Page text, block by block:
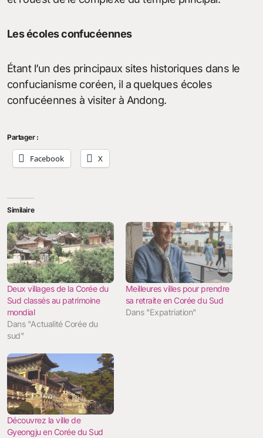
Les écoles confucéennes
Étant l’un des principaux sites historiques dans le
confucianisme coréen, il a quelques écoles
confucéennes à visiter à Andong.
Partager :
Facebook X
Similaire
Deux villages de la Corée du
Sud classés au patrimoine
mondial
Dans "Actualité Corée du
sud"
Meilleures villes pour prendre
sa retraite en Corée du Sud
Dans "Expatriation"
Découvrez la ville de
Gyeongju en Corée du Sud